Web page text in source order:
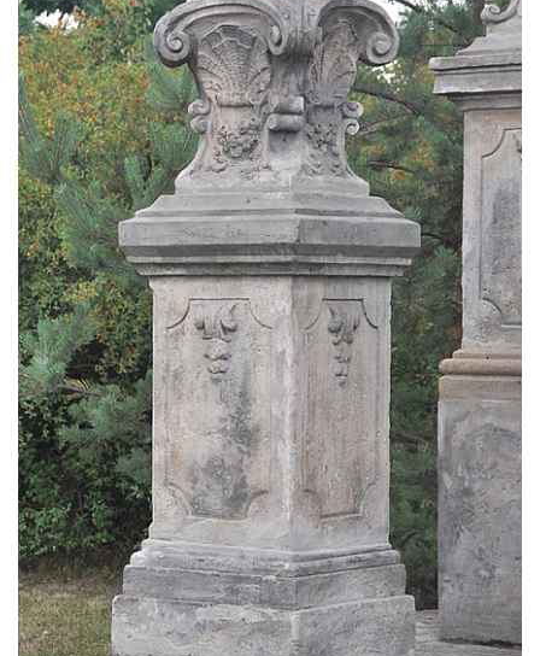
Sloup Panny Marie na náměstí krále
Vladislava ve Velvarech
Sloup Nejsvětější Trojice v zahradě domu
čp. 174 na návsi v Podsedicích
Sloup svatého Floriána a svatého Vavřince
v Pnětlukách u Podsedic
Sloup Panny Marie jižně od Ploskovic
Sloup svatého Jana Nepomuckého v
Budyni nad Ohří
Sloup Panny Marie v klášteře v Oseku
Sloup Panny Marie se sochami svatého
Jana Nepomuckého a svatého Vavřince ve
Chcebuzi
Sloup Panny Marie na Mírovém náměstí v
Lounech
Sloup se sochou Piety u hřbitova ve
Strupčicích
Sloup Nejsvětější Trojice na rozcestí v
Hošnicích